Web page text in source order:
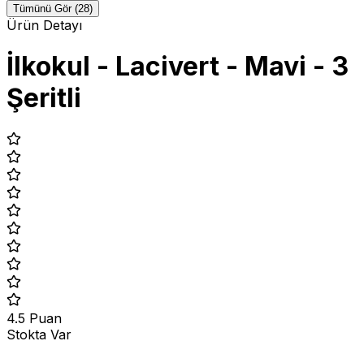
Tümünü Gör (28)
Ürün Detayı
İlkokul - Lacivert - Mavi - 3
Şeritli
4.5 Puan
Stokta Var